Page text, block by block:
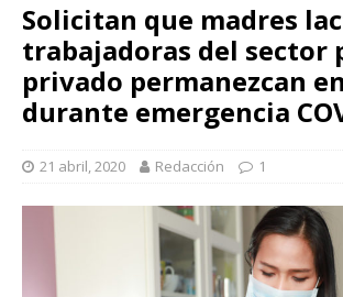
Solicitan que madres
trabajadoras del sector
privado permanezcan
durante emergencia
21 abril, 2020 Redacción 1